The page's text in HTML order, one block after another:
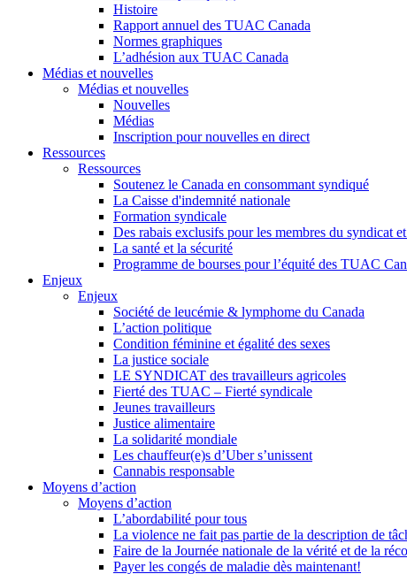
Histoire
Rapport annuel des TUAC Canada
Normes graphiques
L’adhésion aux TUAC Canada
Médias et nouvelles
Médias et nouvelles
Nouvelles
Médias
Inscription pour nouvelles en direct
Ressources
Ressources
Soutenez le Canada en consommant syndiqué
La Caisse d'indemnité nationale
Formation syndicale
Des rabais exclusifs pour les membres du syndicat
La santé et la sécurité
Programme de bourses pour l’équité des TUAC
Enjeux
Enjeux
Société de leucémie & lymphome du Canada
L’action politique
Condition féminine et égalité des sexes
La justice sociale
LE SYNDICAT des travailleurs agricoles
Fierté des TUAC – Fierté syndicale
Jeunes travailleurs
Justice alimentaire
La solidarité mondiale
Les chauffeur(e)s d’Uber s’unissent
Cannabis responsable
Moyens d’action
Moyens d’action
L’abordabilité pour tous
La violence ne fait pas partie de la description de
Faire de la Journée nationale de la vérité et de la
Payer les congés de maladie dès maintenant!